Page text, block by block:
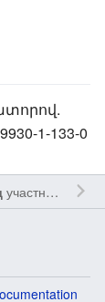
1-133-0
участником